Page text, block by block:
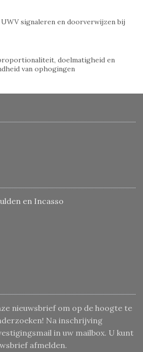
signaleren en doorverwijzen bij
doelmatigheid en
van ophogingen
en Incasso
nieuwsbrief om op de hoogte te
Na inschrijving
in uw mailbox. U kunt
afmelden.